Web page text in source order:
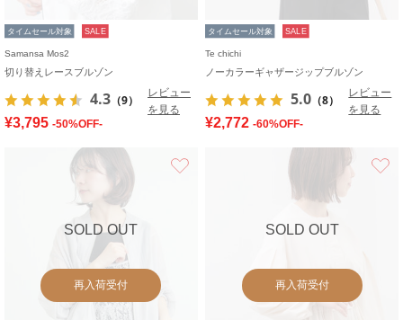
タイムセール対象 SALE
Samansa Mos2
切り替えレースブルゾン
4.3 （9）
レビュー
を見る
¥3,795 -50%OFF-
タイムセール対象 SALE
Te chichi
ノーカラーギャザージップブルゾン
5.0 （8）
レビュー
を見る
¥2,772 -60%OFF-
SOLD OUT
再入荷受付
SOLD OUT
再入荷受付